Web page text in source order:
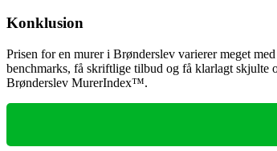
Konklusion
Prisen for en murer i Brønderslev varierer meget
benchmarks, få skriftlige tilbud og få klarlagt skjulte
Brønderslev MurerIndex™.